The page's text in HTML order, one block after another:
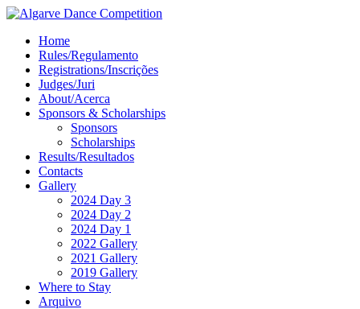
Home
Rules/Regulamento
Registrations/Inscrições
Judges/Juri
About/Acerca
Sponsors & Scholarships
Sponsors
Scholarships
Results/Resultados
Contacts
Gallery
2024 Day 3
2024 Day 2
2024 Day 1
2022 Gallery
2021 Gallery
2019 Gallery
Where to Stay
Arquivo